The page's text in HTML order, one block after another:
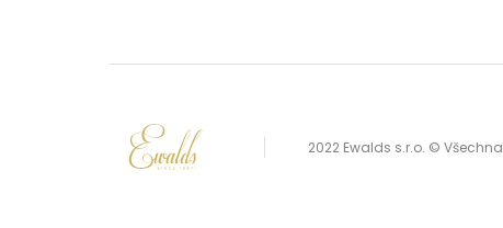
2022 Ewalds s.r.o. ©